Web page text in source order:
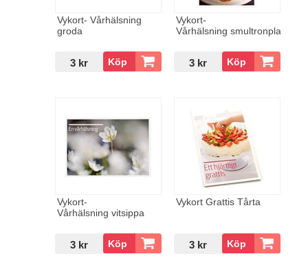
Vykort- Vårhälsning
groda
3 kr
Vykort-
Vårhälsning smultronplanta
3 kr
Vykort-
Vårhälsning vitsippa
3 kr
Vykort Grattis Tårta
3 kr